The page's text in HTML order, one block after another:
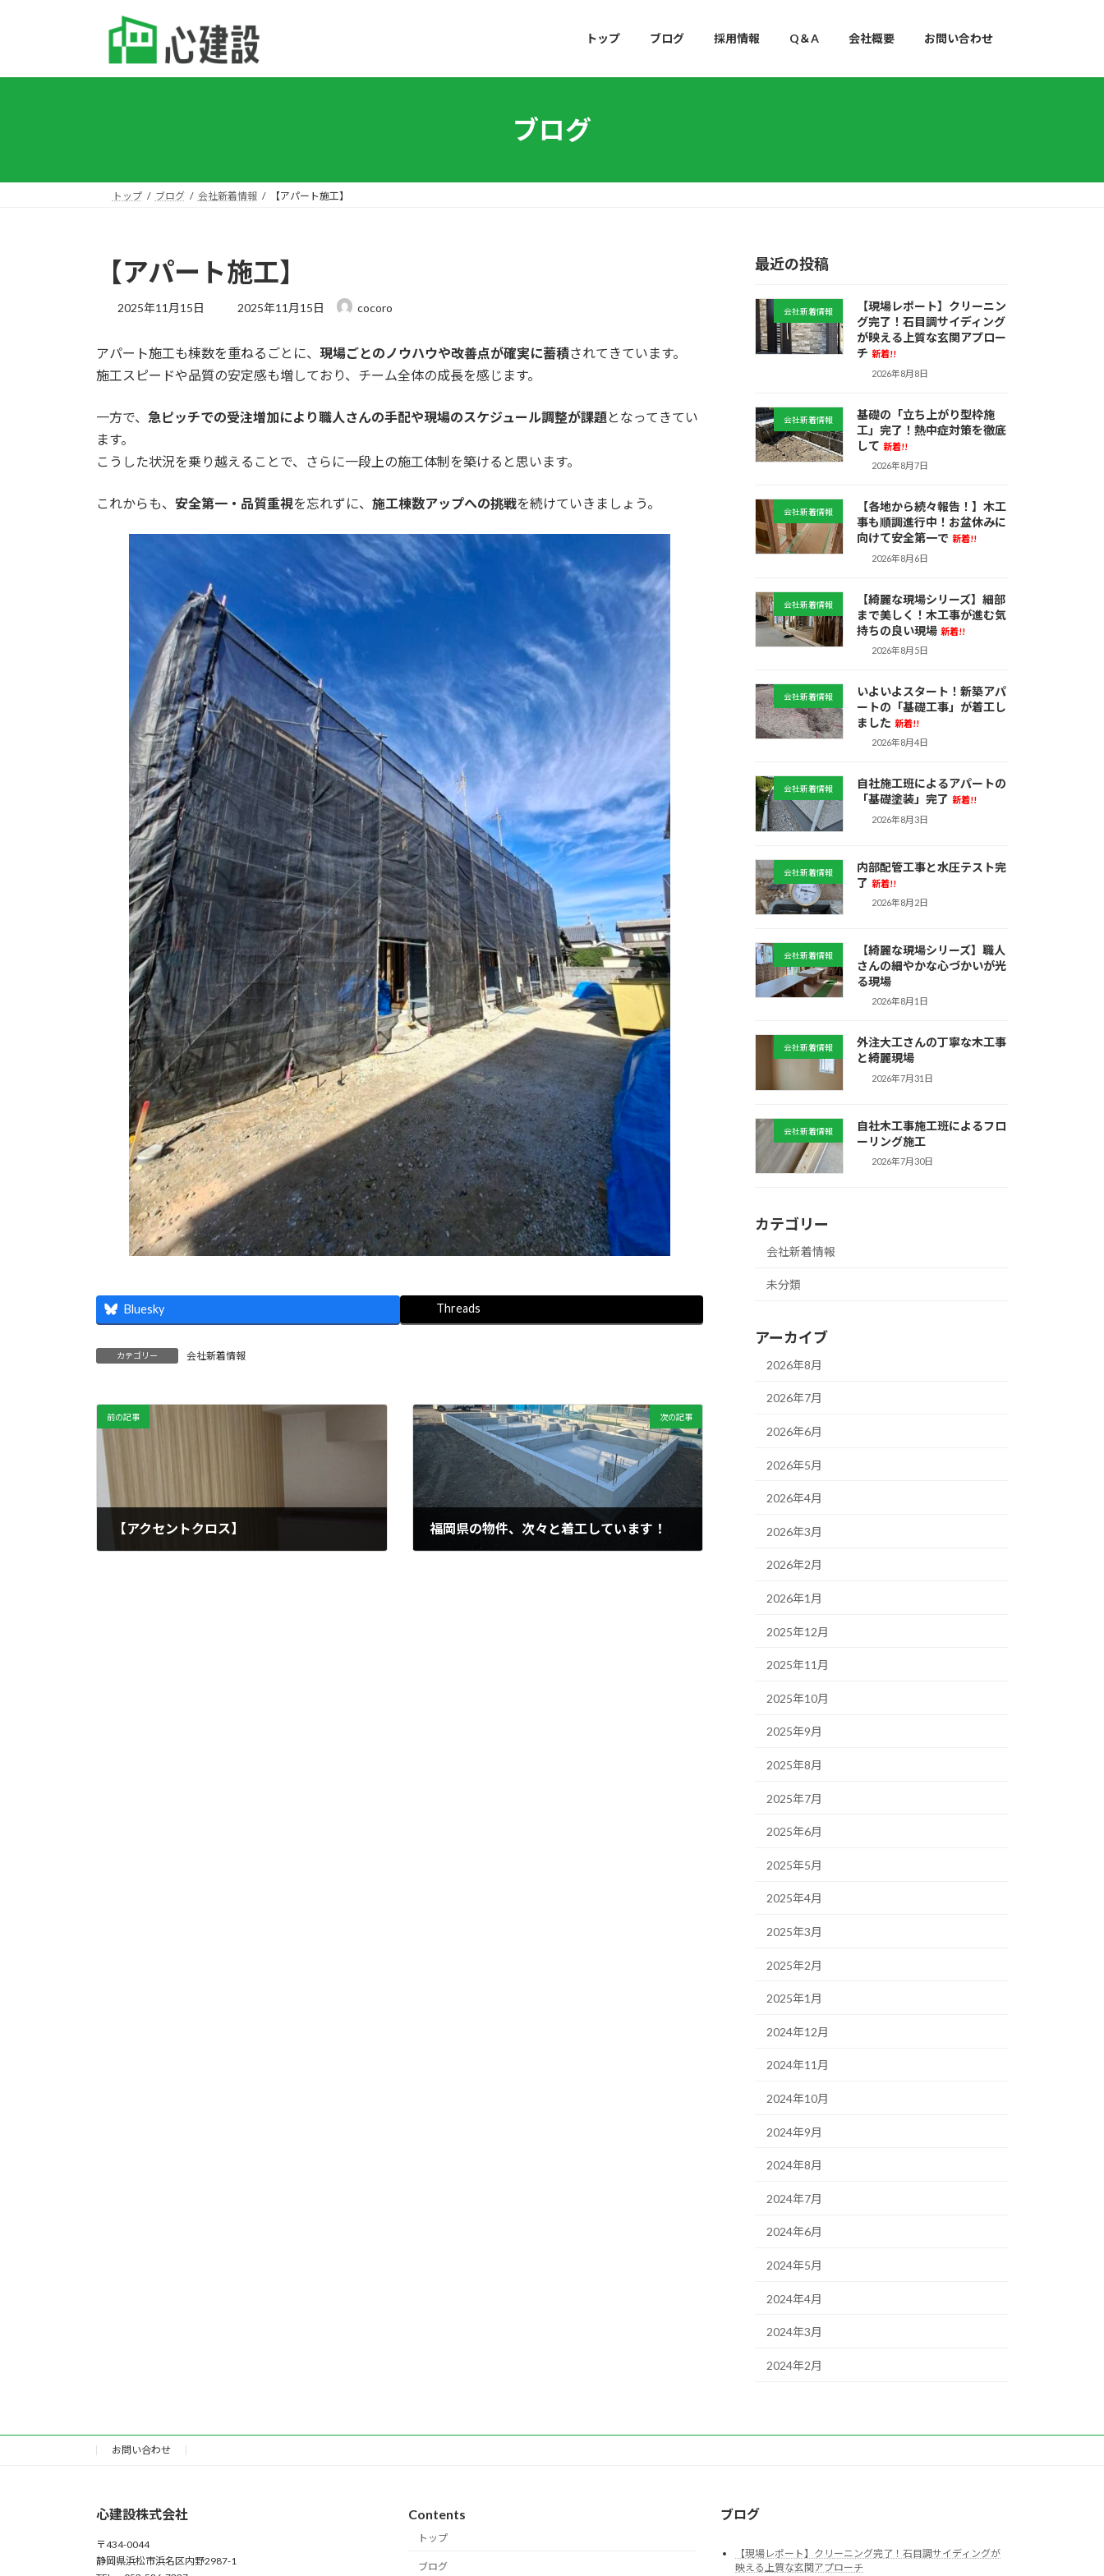
プ
動
トップ ブログ 採用情報 Q＆A 会社概要 お問い合わせ
ブログ
トップ ブログ 会社新着情報 【アパート施工】
【アパート施工】
2025年11月15日
最
新
日
時
2025年11月15日 cocoro
アパート施工も棟数を重ねるごとに、 現場ごとのノウハウや改善点が確実に蓄積されてきています。
施工スピードや品質の安定感も増しており、チーム全体の成長を感じます。
一方で、 急ピッチでの受注増加により職人さんの手配や現場のスケジュール調整が課題となってきてい
ます。
こうした状況を乗り越えることで、さらに一段上の施工体制を築けると思います。
これからも、 安全第一・品質重視を忘れずに、 施工棟数アップへの挑戦を続けていきましょう。
Bluesky Threads
カテゴリー 会社新着情報
前の記事
【アクセントクロス】
次の記事
福岡県の物件、次々と着工しています！
最近の投稿
会社新着情報
【現場レポート】クリーニン
グ完了！石目調サイディング
が映える上質な玄関アプロー
チ 新着!!
2026年8月8日
会社新着情報
基礎の「立ち上がり型枠施
工」完了！熱中症対策を徹底
して 新着!!
2026年8月7日
会社新着情報
【各地から続々報告！】木工
事も順調進行中！お盆休みに
向けて安全第一で 新着!!
2026年8月6日
会社新着情報
【綺麗な現場シリーズ】細部
まで美しく！木工事が進む気
持ちの良い現場 新着!!
2026年8月5日
会社新着情報
いよいよスタート！新築アパ
ートの「基礎工事」が着工し
ました 新着!!
2026年8月4日
会社新着情報
自社施工班によるアパートの
「基礎塗装」完了 新着!!
2026年8月3日
会社新着情報
内部配管工事と水圧テスト完
了 新着!!
2026年8月2日
会社新着情報
【綺麗な現場シリーズ】職人
さんの細やかな心づかいが光
る現場
2026年8月1日
会社新着情報
外注大工さんの丁寧な木工事
と綺麗現場
2026年7月31日
会社新着情報
自社木工事施工班によるフロ
ーリング施工
2026年7月30日
カテゴリー
会社新着情報
未分類
アーカイブ
2026年8月
2026年7月
2026年6月
2026年5月
2026年4月
2026年3月
2026年2月
2026年1月
2025年12月
2025年11月
2025年10月
2025年9月
2025年8月
2025年7月
2025年6月
2025年5月
2025年4月
2025年3月
2025年2月
2025年1月
2024年12月
2024年11月
2024年10月
2024年9月
2024年8月
2024年7月
2024年6月
2024年5月
2024年4月
2024年3月
2024年2月
お問い合わせ
心建設株式会社
〒434-0044
静岡県浜松市浜名区内野2987-1
Contents
トップ
ブログ
ブログ
【現場レポート】クリーニング完了！石目調サイディングが
映える上質な玄関アプローチ